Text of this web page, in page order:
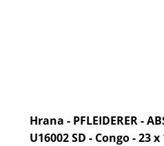
Hrana - PFLEIDERER -
U16002 SD - Congo - 23